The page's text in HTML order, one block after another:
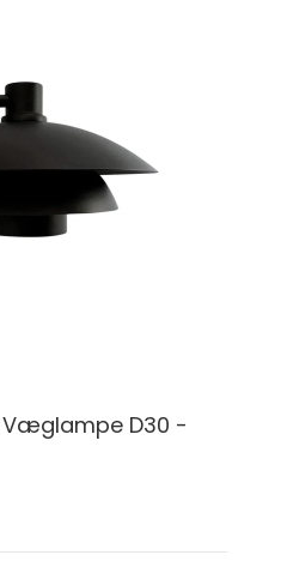
D30 -